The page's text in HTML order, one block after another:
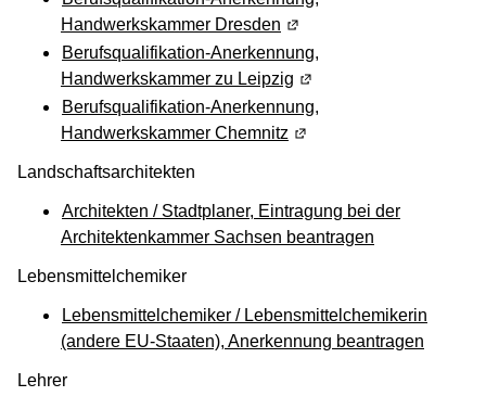
Handwerkskammer Dresden (Wird in einem neuen
Berufsqualifikation-Anerkennung,
Handwerkskammer zu Leipzig (Wird in einem neuen
Berufsqualifikation-Anerkennung,
Handwerkskammer Chemnitz (Wird in einem neuen
Landschaftsarchitekten
Architekten / Stadtplaner, Eintragung bei der
Architektenkammer Sachsen beantragen
Lebensmittelchemiker
Lebensmittelchemiker / Lebensmittelchemikerin
(andere EU-Staaten), Anerkennung beantragen
Lehrer